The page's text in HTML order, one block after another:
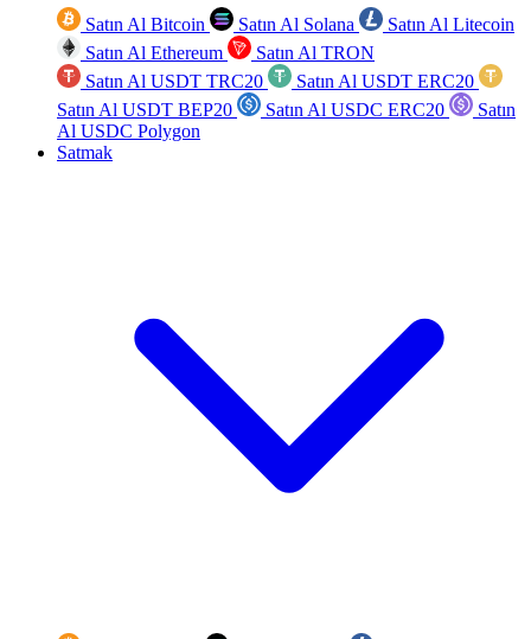
Satın Al Bitcoin Satın Al Solana
Satın Al Litecoin
Satın Al Ethereum
Satın Al TRON
Satın Al USDT TRC20
Satın Al USDT ERC20
Satın Al USDT BEP20
Satın Al USDC ERC20
Satın
Al USDC Polygon
Satmak